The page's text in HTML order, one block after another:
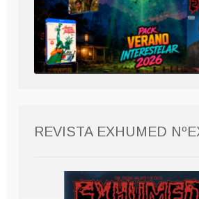
REVISTA EXHUMED